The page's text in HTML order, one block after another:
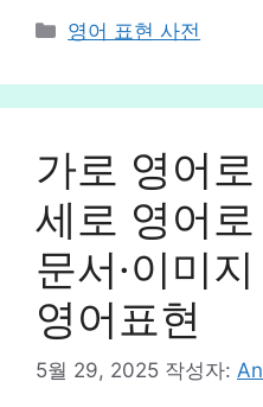
카
고
리
영어 표현 사전
가로 영어
세로 영어
문서·이미
영어표현
5월 29, 2025 작성자: